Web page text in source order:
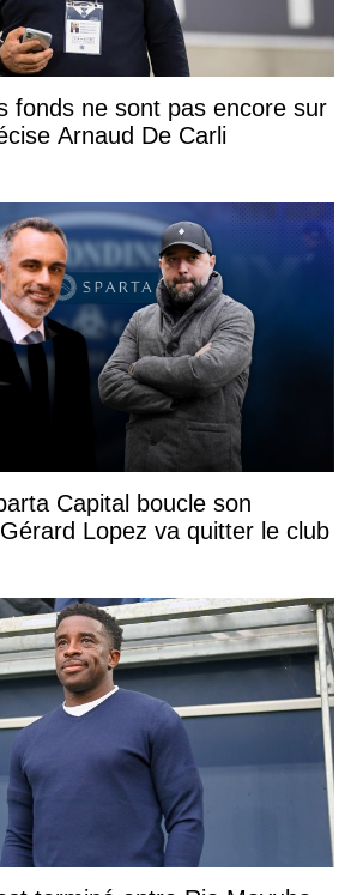
fonds ne sont pas encore sur
Arnaud De Carli
Capital boucle son
Lopez va quitter le club